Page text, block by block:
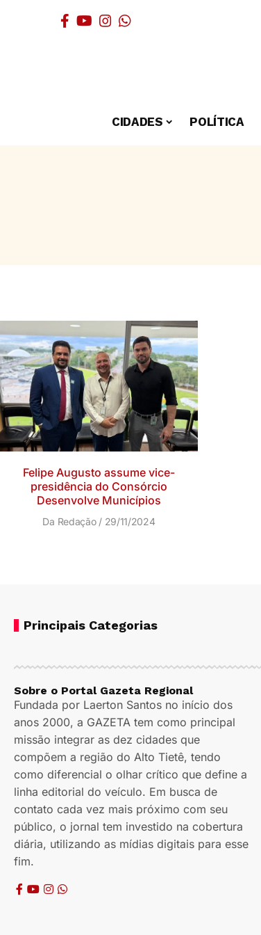
CIDADES POLÍTICA
Felipe Augusto assume vice-
presidência do Consórcio
Desenvolve Municípios
Da Redação 29/11/2024
Principais Categorias
Sobre o Portal Gazeta Regional
Fundada por Laerton Santos no início dos
anos 2000, a GAZETA tem como principal
missão integrar as dez cidades que
compõem a região do Alto Tietê, tendo
como diferencial o olhar crítico que define a
linha editorial do veículo. Em busca de
contato cada vez mais próximo com seu
público, o jornal tem investido na cobertura
diária, utilizando as mídias digitais para esse
fim.